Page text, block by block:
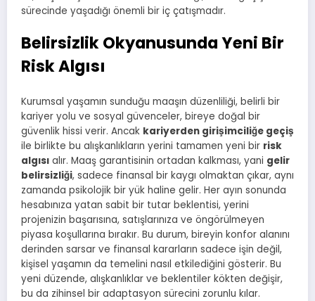
sürecinde yaşadığı önemli bir iç çatışmadır.
Belirsizlik Okyanusunda Yeni Bir
Risk Algısı
Kurumsal yaşamın sunduğu maaşın düzenliliği, belirli bir
kariyer yolu ve sosyal güvenceler, bireye doğal bir
güvenlik hissi verir. Ancak kariyerden girişimciliğe geçiş
ile birlikte bu alışkanlıkların yerini tamamen yeni bir risk
algısı alır. Maaş garantisinin ortadan kalkması, yani gelir
belirsizliği, sadece finansal bir kaygı olmaktan çıkar, aynı
zamanda psikolojik bir yük haline gelir. Her ayın sonunda
hesabınıza yatan sabit bir tutar beklentisi, yerini
projenizin başarısına, satışlarınıza ve öngörülmeyen
piyasa koşullarına bırakır. Bu durum, bireyin konfor alanını
derinden sarsar ve finansal kararların sadece işin değil,
kişisel yaşamın da temelini nasıl etkilediğini gösterir. Bu
yeni düzende, alışkanlıklar ve beklentiler kökten değişir,
bu da zihinsel bir adaptasyon sürecini zorunlu kılar.